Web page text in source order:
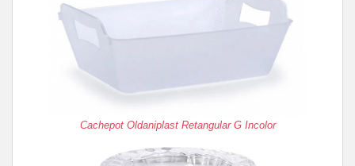
Cachepot Oldaniplast Retangular G Incolor